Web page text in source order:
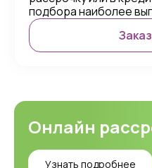
подбора наиболее
Онлайн
Узнать подробнее